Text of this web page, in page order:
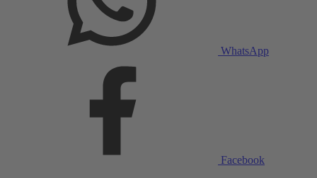
WhatsApp
Facebook